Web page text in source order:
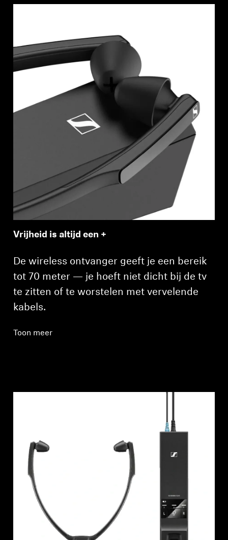
Vrijheid is altijd een +
De wireless ontvanger geeft je een bereik
tot 70 meter — je hoeft niet dicht bij de tv
te zitten of te worstelen met vervelende
kabels.
Toon meer